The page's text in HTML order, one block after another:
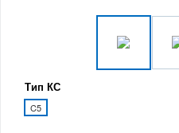
Тип КС
C5